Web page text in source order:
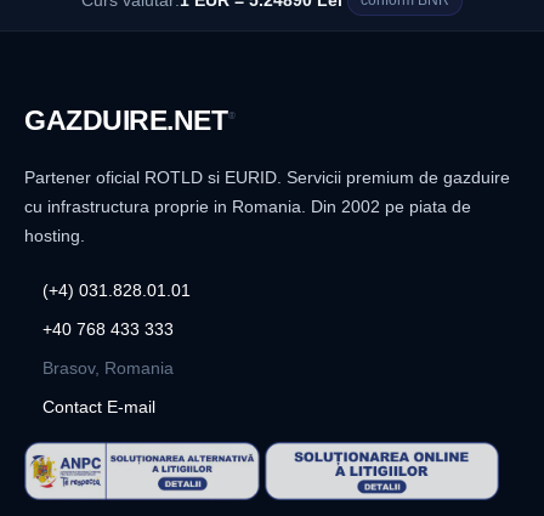
GAZDUIRE.NET®
Partener oficial ROTLD si EURID. Servicii premium de gazduire
cu infrastructura proprie in Romania. Din 2002 pe piata de
hosting.
(+4) 031.828.01.01
+40 768 433 333
Brasov, Romania
Contact E-mail